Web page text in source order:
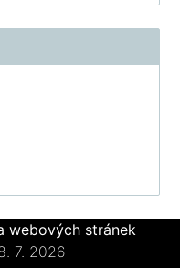
webových stránek
7. 2026